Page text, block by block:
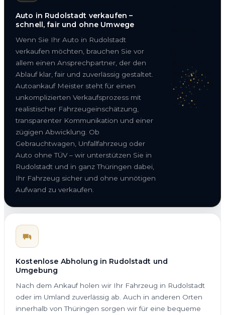
Auto in Rudolstadt verkaufen –
schnell, fair und ohne Umwege
Wenn Sie Ihr Auto in Rudolstadt
verkaufen möchten, brauchen Sie vor
allem einen Ansprechpartner, der den
Ablauf klar, fair und zuverlässig gestaltet.
Autoankauf Meister steht für einen
unkomplizierten Verkaufsprozess mit
realistischer Fahrzeugeinschätzung,
transparenter Kommunikation und einer
zügigen Abwicklung. Ob
Gebrauchtwagen, Unfallfahrzeug oder
Auto ohne TÜV – wir unterstützen Sie in
Rudolstadt und in ganz Thüringen dabei,
Ihr Fahrzeug sicher und ohne unnötigen
Aufwand zu verkaufen.
Kostenlose Abholung in Rudolstadt und
Umgebung
Nach dem Ankauf holen wir Ihr Fahrzeug in Rudolstadt
oder im Umland zuverlässig ab. Auch in anderen Orten
innerhalb von Thüringen sorgen wir für eine bequeme